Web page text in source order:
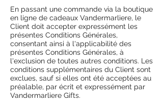
En passant une commande via la boutique
en ligne de cadeaux Vandermarliere, le
Client doit accepter expressément les
présentes Conditions Générales,
consentant ainsi à l'applicabilité des
présentes Conditions Générales, à
l'exclusion de toutes autres conditions. Les
conditions supplémentaires du Client sont
exclues, sauf si elles ont été acceptées au
préalable, par écrit et expressément par
Vandermarliere Gifts.